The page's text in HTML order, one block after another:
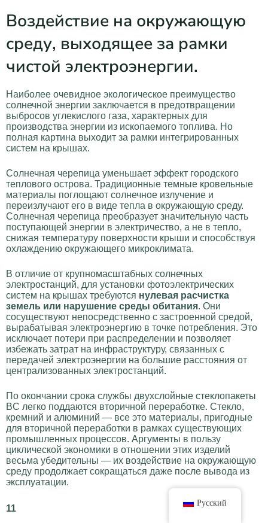
Воздействие на окружающую
среду, выходящее за рамки
чистой электроэнергии.
Наиболее очевидное экологическое преимущество
солнечной энергии заключается в предотвращении
выбросов углекислого газа, характерных для
производства энергии из ископаемого топлива. Но
полная картина выходит за рамки интегрированных
систем на крышах.
Солнечная черепица уменьшает эффект городского
теплового острова. Традиционные темные кровельные
материалы поглощают солнечное излучение и
переизлучают его в виде тепла в окружающую среду.
Солнечная черепица преобразует значительную часть
поступающей энергии в электричество, а не в тепло,
снижая температуру поверхности крыши и способствуя
охлаждению окружающего микроклимата.
В отличие от крупномасштабных солнечных
электростанций, для установки фотоэлектрических
систем на крышах требуются нулевая расчистка
земель или нарушение среды обитания. Они
сосуществуют непосредственно с застроенной средой,
вырабатывая электроэнергию в точке потребления. Это
исключает потери при распределении и позволяет
избежать затрат на инфраструктуру, связанных с
передачей электроэнергии на большие расстояния от
централизованных электростанций.
По окончании срока службы двухслойные стеклопакеты
BC легко поддаются вторичной переработке. Стекло,
кремний и алюминий — все это материалы, пригодные
для вторичной переработки в рамках существующих
промышленных процессов. Аргументы в пользу
циклической экономики в отношении этих изделий
весьма убедительны — их воздействие на окружающую
среду продолжает сокращаться даже после вывода из
эксплуатации.
11
Русский